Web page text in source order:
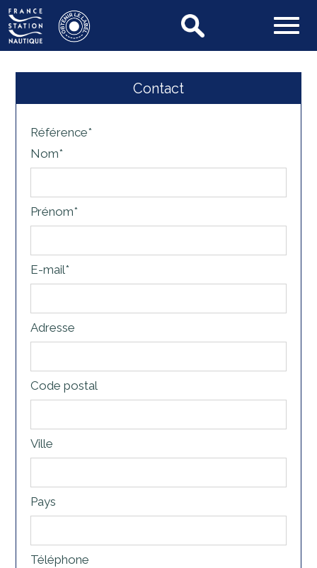
Contact
Référence*
Nom*
Prénom*
E-mail*
Adresse
Code postal
Ville
Pays
Téléphone